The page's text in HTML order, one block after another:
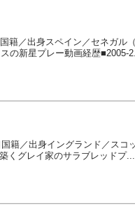
籍／出身スペイン／セネガル
の新星プレー動画経歴■2005-
籍／出身イングランド／ス
くグレイ家のサラブレッドプ...